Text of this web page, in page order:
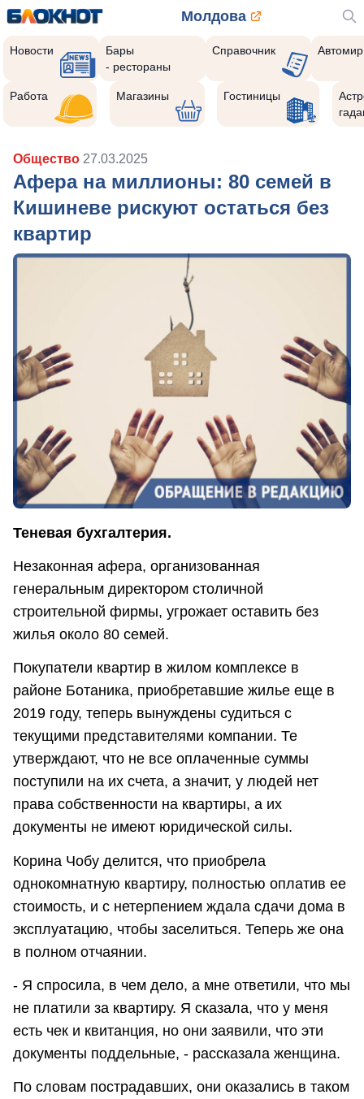
Молдова
Новости
Бары
- рестораны
Справочник Автомир
Работа Магазины Гостиницы
Общество 27.03.2025
Афера на миллионы: 80 семей в
Кишиневе рискуют остаться без
квартир
Теневая бухгалтерия.
Незаконная афера, организованная
генеральным директором столичной
строительной фирмы, угрожает оставить без
жилья около 80 семей.
Покупатели квартир в жилом комплексе в
районе Ботаника, приобретавшие жилье еще в
2019 году, теперь вынуждены судиться с
текущими представителями компании. Те
утверждают, что не все оплаченные суммы
поступили на их счета, а значит, у людей нет
права собственности на квартиры, а их
документы не имеют юридической силы.
Корина Чобу делится, что приобрела
однокомнатную квартиру, полностью оплатив ее
стоимость, и с нетерпением ждала сдачи дома в
эксплуатацию, чтобы заселиться. Теперь же она
в полном отчаянии.
- Я спросила, в чем дело, а мне ответили, что мы
не платили за квартиру. Я сказала, что у меня
есть чек и квитанция, но они заявили, что эти
документы поддельные, - рассказала женщина.
По словам пострадавших, они оказались в таком